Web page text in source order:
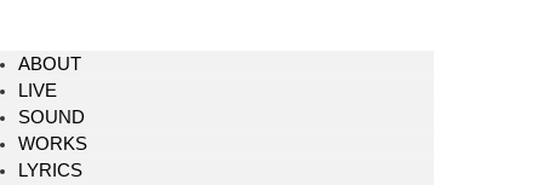
ABOUT
LIVE
SOUND
WORKS
LYRICS